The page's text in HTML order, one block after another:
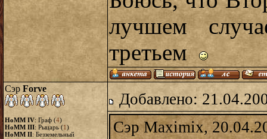
лучшем
третьем
Сэр Forve
HoMM IV: Граф (4)
HoMM III: Рыцарь (1)
HoMM II: Безземельный
Добавлено:
Сэр Maximix,